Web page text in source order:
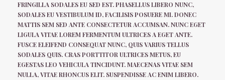
FRINGILLA SODALES EU SED EST. PHASELLUS LIBERO NUNC,
SODALES EU VESTIBULUM ID, FACILISIS POSUERE MI. DONEC
MATTIS SEM SED ANTE CONSECTETUR ACCUMSAN. NUNC EGET
LIGULA VITAE LOREM FERMENTUM ULTRICES A EGET ANTE.
FUSCE ELEIFEND CONSEQUAT NUNC, QUIS VARIUS TELLUS
SODALES QUIS. CRAS PORTTITOR ULTRICES METUS, EU
EGESTAS LEO VEHICULA TINCIDUNT. MAECENAS VITAE SEM
NULLA, VITAE RHONCUS ELIT. SUSPENDISSE AC ENIM LIBERO.